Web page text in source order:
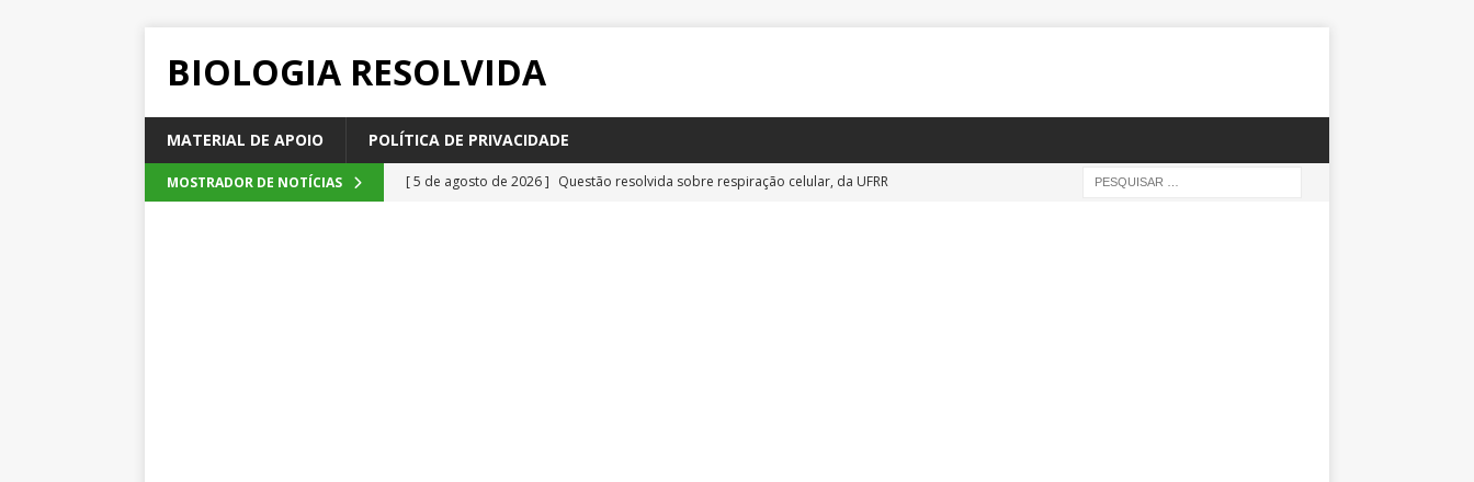
BIOLOGIA RESOLVIDA
MATERIAL DE APOIO POLÍTICA DE PRIVACIDADE
MOSTRADOR DE NOTÍCIAS [ 5 de agosto de 2026 ] Questão resolvida sobre respiração celular, da UFRR